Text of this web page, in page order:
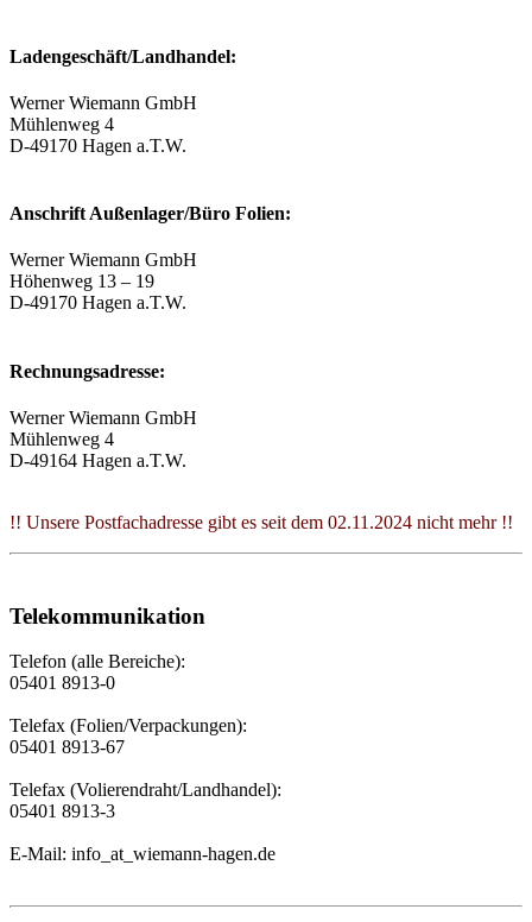
Ladengeschäft/Landhandel:
Werner Wiemann GmbH
Mühlenweg 4
D-49170 Hagen a.T.W.
Anschrift Außenlager/Büro Folien:
Werner Wiemann GmbH
Höhenweg 13 – 19
D-49170 Hagen a.T.W.
Rechnungsadresse:
Werner Wiemann GmbH
Mühlenweg 4
D-49164 Hagen a.T.W.
!! Unsere Postfachadresse gibt es seit dem 02.11.2024 nicht mehr !!
Telekommunikation
Telefon (alle Bereiche):
05401 8913-0
Telefax (Folien/Verpackungen):
05401 8913-67
Telefax (Volierendraht/Landhandel):
05401 8913-3
E-Mail: info _at_ wiemann-hagen.de